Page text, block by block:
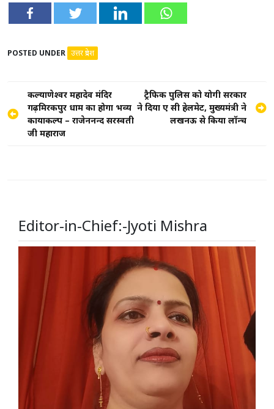
POSTED UNDER उत्तर प्रदेश
Post
navigation
कल्याणेश्वर महादेव मंदिर
गढ़मिरकपुर धाम का होगा भव्य
कायाकल्प – राजेन्द्रानन्द सरस्वती
जी महाराज
ट्रैफिक पुलिस को योगी सरकार
ने दिया ए सी हेलमेट, मुख्यमंत्री ने
लखनऊ से किया लॉन्च
Editor-in-Chief:-Jyoti Mishra